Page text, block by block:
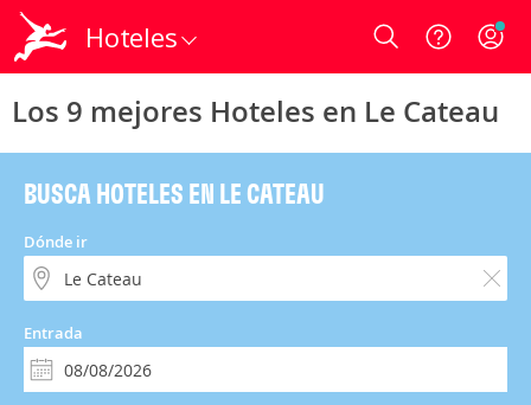
Hoteles Login
Los 9 mejores Hoteles en Le Cateau
BUSCA HOTELES EN LE CATEAU
Dónde ir
Entrada